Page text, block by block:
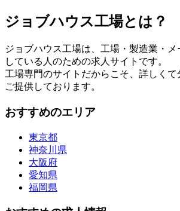
ジョブハウス工場とは？
ジョブハウス工場は、工場・製造業・
している人のための求人サイトです。
工場専門のサイトだからこそ、詳しく
ご提供しております。
おすすめのエリア
東京都
神奈川県
大阪府
愛知県
福岡県